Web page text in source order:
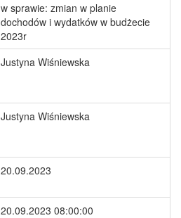
w sprawie: zmian w planie
dochodów i wydatków w budżecie
2023r
Justyna Wiśniewska
Justyna Wiśniewska
20.09.2023
20.09.2023 08:00:00